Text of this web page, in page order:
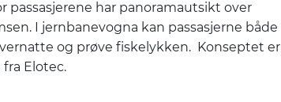
passasjerene har panoramautsikt over
I jernbanevogna kan passasjerne
og prøve fiskelykken. Konseptet
Elotec.